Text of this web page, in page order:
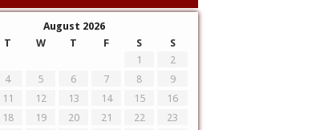
August 2026
T W T F S
S
1
2
4 5 6 7 8
9
11 12 13 14 15
16
18 19 20 21 22
23